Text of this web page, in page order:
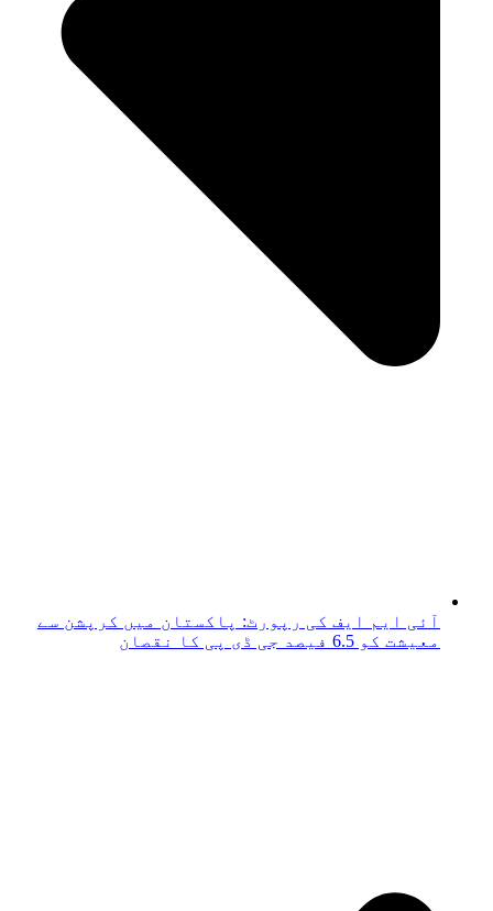
آئی ایم ایف کی رپورٹ: پاکستان میں کرپشن سے
معیشت کو 6.5 فیصد جی ڈی پی کا نقصان